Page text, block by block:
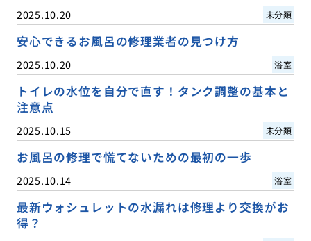
2025.10.20 未分類
安心できるお風呂の修理業者の見つけ方
2025.10.20 浴室
トイレの水位を自分で直す！タンク調整の基本と
注意点
2025.10.15 未分類
お風呂の修理で慌てないための最初の一歩
2025.10.14 浴室
最新ウォシュレットの水漏れは修理より交換がお
得？